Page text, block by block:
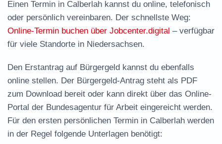
Einen Termin in Calberlah kannst du online, telefonisch
oder persönlich vereinbaren. Der schnellste Weg:
Online-Termin buchen über Jobcenter.digital – verfügbar
für viele Standorte in Niedersachsen.
Den Erstantrag auf Bürgergeld kannst du ebenfalls
online stellen. Der Bürgergeld-Antrag steht als PDF
zum Download bereit oder kann direkt über das Online-
Portal der Bundesagentur für Arbeit eingereicht werden.
Für den ersten persönlichen Termin in Calberlah werden
in der Regel folgende Unterlagen benötigt: